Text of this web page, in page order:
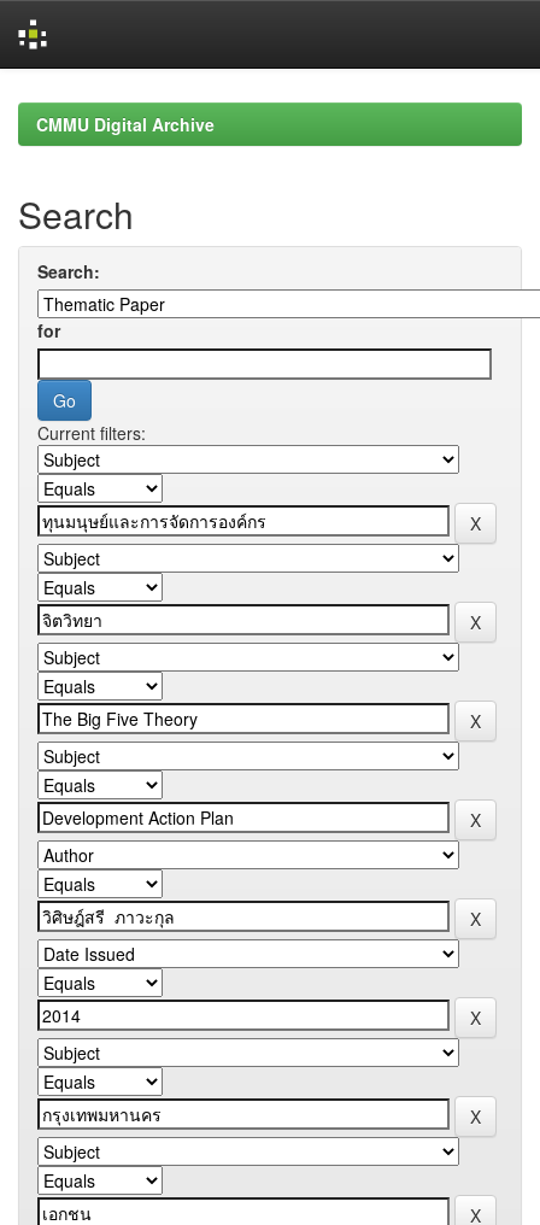
navigationCMMU Digital Archive
Search
Search:
for
Current filters: